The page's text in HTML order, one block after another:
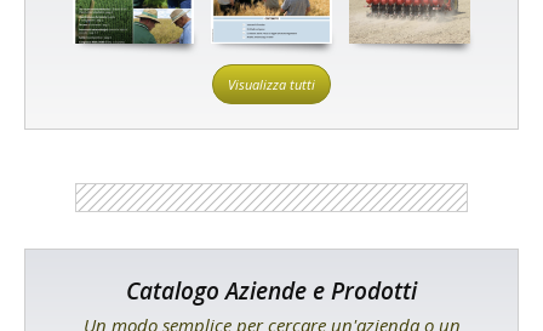
Visualizza tutti
Catalogo Aziende e Prodotti
Un modo semplice per cercare un'azienda o un